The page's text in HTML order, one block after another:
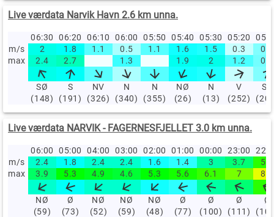
Live værdata Narvik Havn 2.6 km unna.
06:30 06:20 06:10 06:00 05:50 05:40 05:30 05:20
m/s
2 1.8 1.1 0.5 1.1 1.6 1.5 0.3
0.8
max
2.4 2.7 1.3 1.9 2 1.2 0.9
SØ
(148)
S
(191)
NV
(326)
N
(340)
N
(355)
NØ
(26)
N
(13)
V
(252)
SV
Live værdata NARVIK - FAGERNESFJELLET 3.0 km unna.
06:00 05:00 04:00 03:00 02:00 01:00 00:00 23:00
m/s
2.4 1.8 2.4 2.4 1.6 1.4 3 3.7
5.9
max
3.9 5.3 4.9 4.6 5.3 5.6 6.1 7 8.6
NØ
(59)
Ø
(73)
NØ
(52)
NØ
(59)
NØ
(48)
Ø
(77)
Ø
(100)
Ø
(111)
Ø